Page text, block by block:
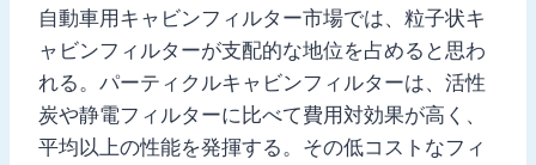
自動車用キャビンフィルター市場では、粒子状キ
ャビンフィルターが支配的な地位を占めると思わ
れる。パーティクルキャビンフィルターは、活性
炭や静電フィルターに比べて費用対効果が高く、
平均以上の性能を発揮する。その低コストなフィ